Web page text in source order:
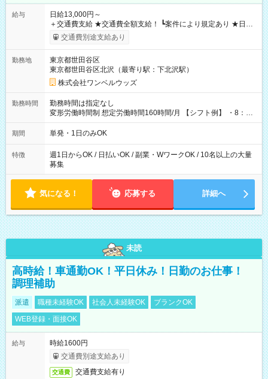
給与
日給13,000円～
＋交通費支給 ★交通費全額支給！ ┗案件により規定あり ★日払
いOK！（規定あり） ┗働いたその日に現金GET♪ お仕事後はコ
ンビニATMから 日払い分を引き落とせます！ 【試用期間】試
交通費別途支給あり
勤務地
東京都世田谷区
東京都世田谷区北沢（最寄り駅：下北沢駅）
株式会社ワンベルウッズ
勤務時間
勤務時間は指定なし
変形労働時間制 想定労働時間160時間/月 【シフト例】 ・8：00
～21：00
期間 単発・1日のみOK
特徴
週1日からOK / 日払いOK / 副業・WワークOK / 10名以上の大量
募集
気になる！ 応募する 詳細へ
未読
高時給！車通勤OK！平日休み！日勤のお仕事！
調理補助
派遣 職種未経験OK 社会人未経験OK
ブランクOK
WEB登録・面接OK
給与
時給1600円
交通費別途支給あり
交通費 交通費支給有り